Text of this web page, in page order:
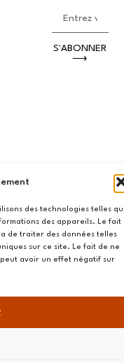
des technologies telles
des appareils. Le fait
de traiter des données telles
sur ce site. Le fait de ne
avoir un effet négatif sur
S'ABONNER
⟶